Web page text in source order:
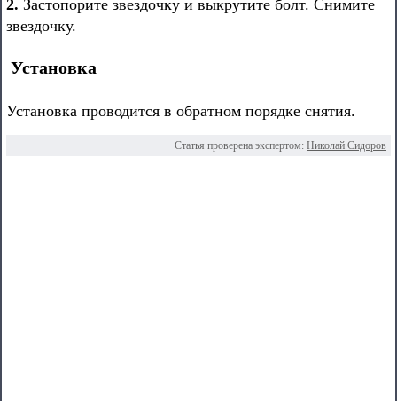
2. Застопорите звездочку и выкрутите болт. Снимите
звездочку.
Установка
Установка проводится в обратном порядке снятия.
Статья проверена экспертом: Николай Сидоров